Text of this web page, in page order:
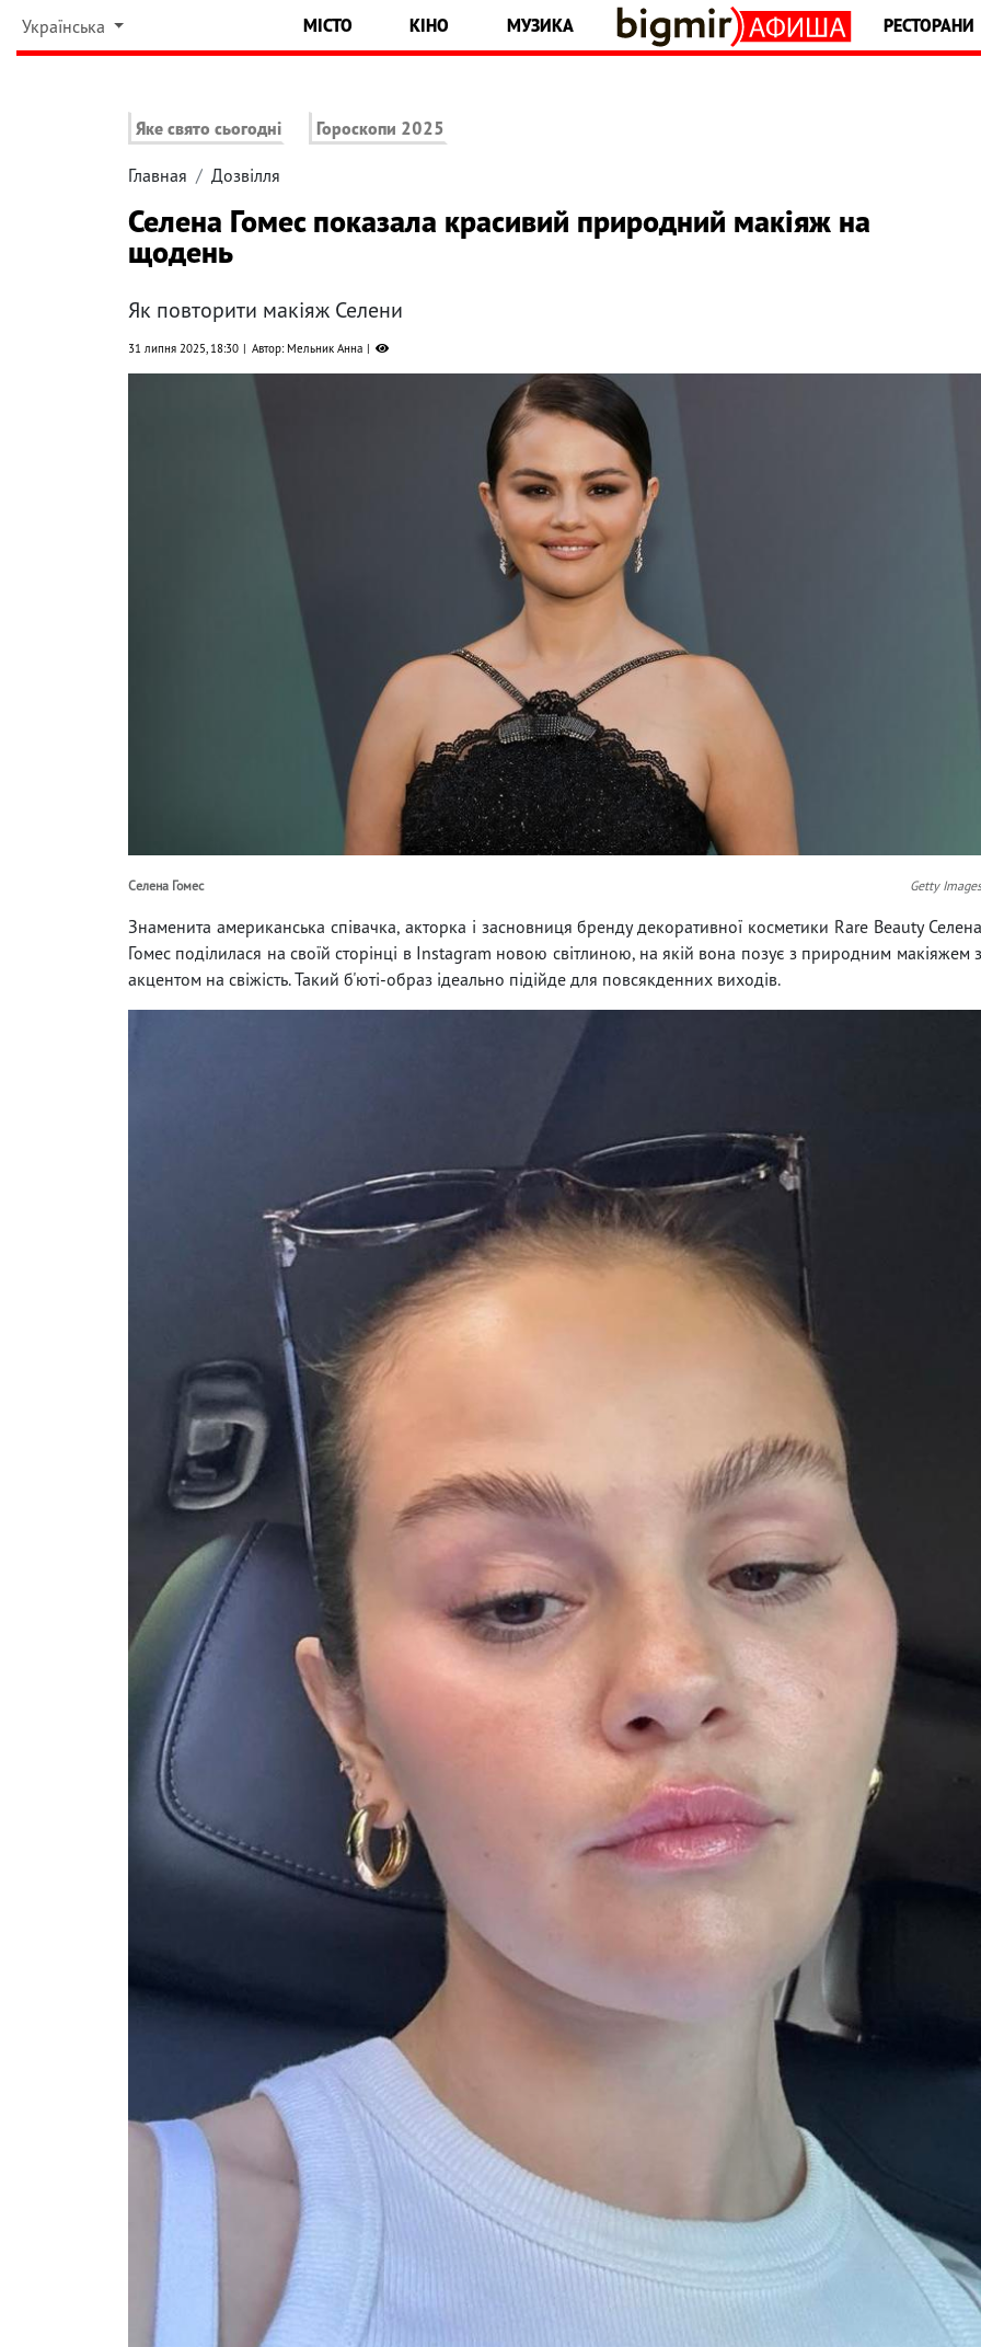
Українська МІСТО КІНО МУЗИКА РЕСТОРАНИ
Яке свято сьогодні Гороскопи 2025
Главная Дозвілля
Селена Гомес показала красивий природний макіяж на
щодень
Як повторити макіяж Селени
31 липня 2025, 18:30 Автор: Мельник Анна
Селена Гомес Getty Images
Знаменита американська співачка, акторка і засновниця бренду декоративної косметики Rare Beauty Селена
Гомес поділилася на своїй сторінці в Instagram новою світлиною, на якій вона позує з природним макіяжем з
акцентом на свіжість. Такий б'юті-образ ідеально підійде для повсякденних виходів.